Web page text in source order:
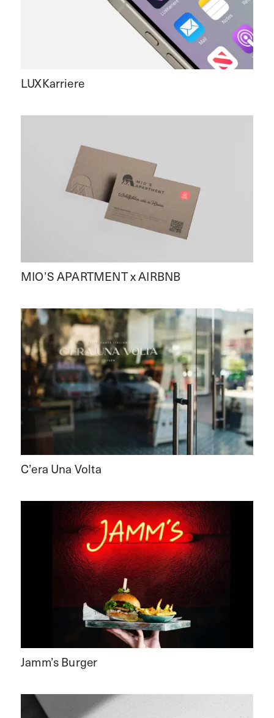
LUXKarriere
MIO’S APARTMENT x AIRBNB
C’era Una Volta
Jamm’s Burger